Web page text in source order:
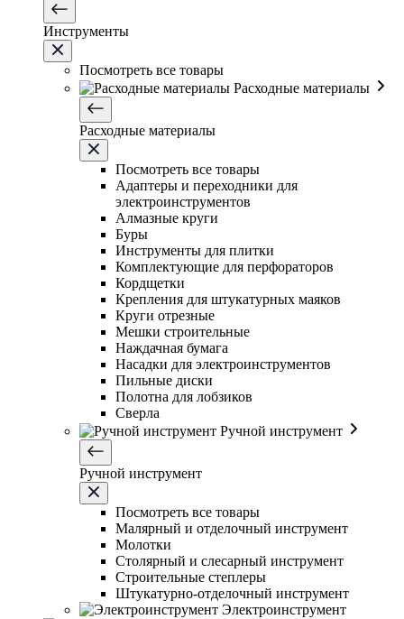
Инструменты
Посмотреть все товары
Расходные материалы
Расходные материалы
Посмотреть все товары
Адаптеры и переходники для
электроинструментов
Алмазные круги
Буры
Инструменты для плитки
Комплектующие для перфораторов
Кордщетки
Крепления для штукатурных маяков
Круги отрезные
Мешки строительные
Наждачная бумага
Насадки для электроинструментов
Пильные диски
Полотна для лобзиков
Сверла
Ручной инструмент
Ручной инструмент
Посмотреть все товары
Малярный и отделочный инструмент
Молотки
Столярный и слесарный инструмент
Строительные степлеры
Штукатурно-отделочный инструмент
Электроинструмент